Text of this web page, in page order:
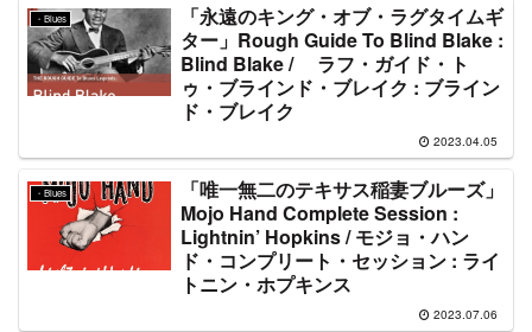
・Blues
「永遠のキング・オブ・ラグタイムギ
ター」Rough Guide To Blind Blake :
Blind Blake / ラフ・ガイド・ト
ゥ・ブラインド・ブレイク : ブライン
ド・ブレイク
2023.04.05
・Blues
「唯一無二のテキサス稲妻ブルーズ」
Mojo Hand Complete Session :
Lightnin’ Hopkins / モジョ・ハン
ド・コンプリート・セッション : ライ
トニン・ホプキンス
2023.07.06